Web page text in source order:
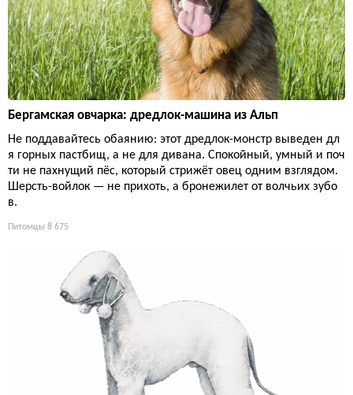
Бергамская овчарка: дредлок-машина из Альп
Не поддавайтесь обаянию: этот дредлок-монстр выведен дл
я горных пастбищ, а не для дивана. Спокойный, умный и поч
ти не пахнущий пёс, который стрижёт овец одним взглядом.
Шерсть-войлок — не прихоть, а бронежилет от волчьих зубо
в.
Питомцы 8 675